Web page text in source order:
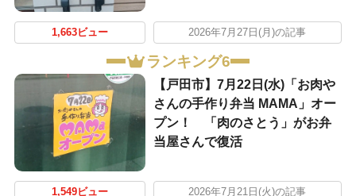
1,663ビュー 2026年7月27日(月)の記事
ランキング6
【戸田市】7月22日(水)「お肉や
さんの手作り弁当 MAMA」オー
プン！ 「肉のさとう」がお弁
当屋さんで復活
1,549ビュー 2026年7月21日(火)の記事